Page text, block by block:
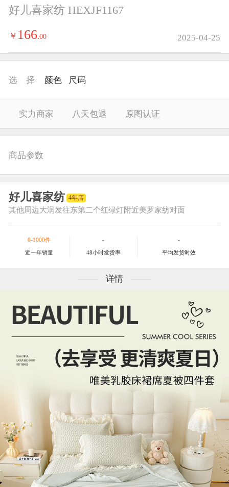
好儿喜家纺 HEXJF1167
￥ 166.00 2025-04-25
选 择 颜色 尺码
实力商家 八天包退 原图认证
商品参数
好儿喜家纺 4年店
其他周边大润发往东第二个红绿灯附近美罗家纺对面
0-1000件
近一年销量
-
48小时发货率
-
平均发货时效
详情